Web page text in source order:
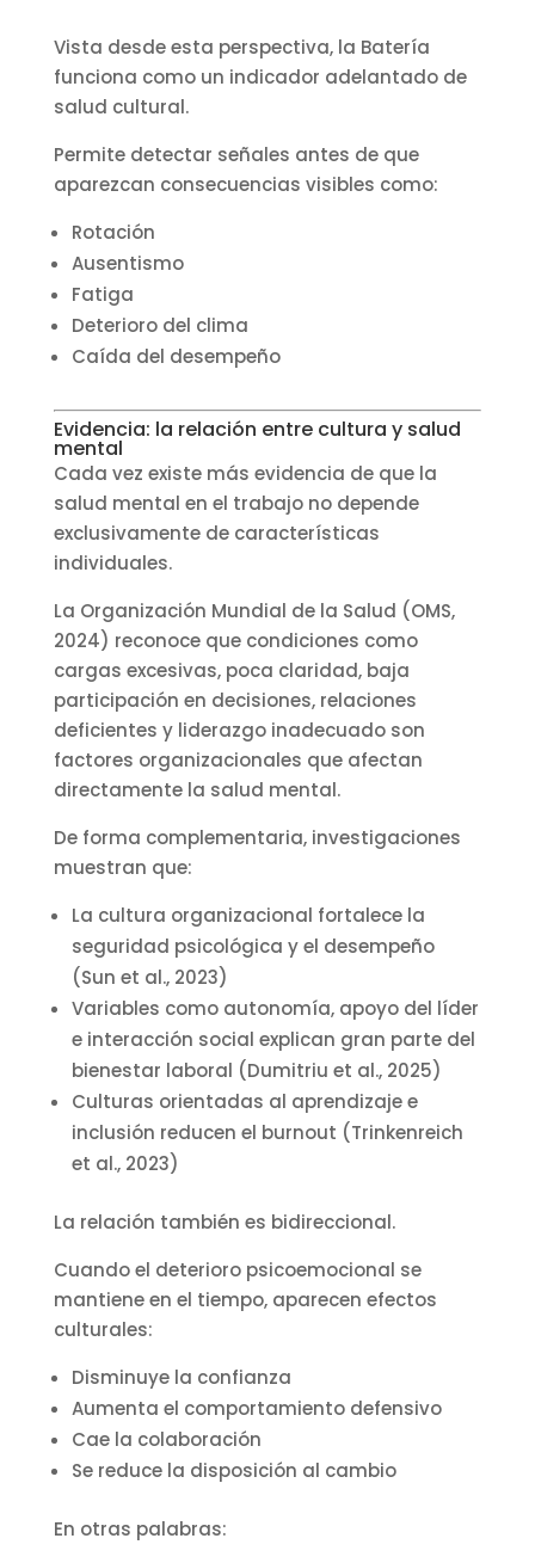
Vista desde esta perspectiva, la Batería
funciona como un indicador adelantado de
salud cultural.
Permite detectar señales antes de que
aparezcan consecuencias visibles como:
Rotación
Ausentismo
Fatiga
Deterioro del clima
Caída del desempeño
Evidencia: la relación entre cultura y salud
mental
Cada vez existe más evidencia de que la
salud mental en el trabajo no depende
exclusivamente de características
individuales.
La Organización Mundial de la Salud (OMS,
2024) reconoce que condiciones como
cargas excesivas, poca claridad, baja
participación en decisiones, relaciones
deficientes y liderazgo inadecuado son
factores organizacionales que afectan
directamente la salud mental.
De forma complementaria, investigaciones
muestran que:
La cultura organizacional fortalece la
seguridad psicológica y el desempeño
(Sun et al., 2023)
Variables como autonomía, apoyo del líder
e interacción social explican gran parte del
bienestar laboral (Dumitriu et al., 2025)
Culturas orientadas al aprendizaje e
inclusión reducen el burnout (Trinkenreich
et al., 2023)
La relación también es bidireccional.
Cuando el deterioro psicoemocional se
mantiene en el tiempo, aparecen efectos
culturales:
Disminuye la confianza
Aumenta el comportamiento defensivo
Cae la colaboración
Se reduce la disposición al cambio
En otras palabras: